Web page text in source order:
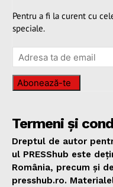
Pentru a fi la curent cu
speciale.
Abonează-te
Termeni și
Dreptul de autor
ul PRESShub este
România, precum și
presshub.ro.